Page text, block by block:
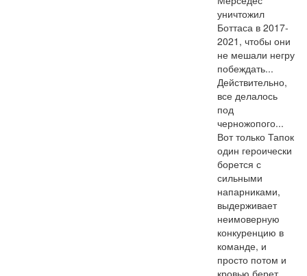
уничтожил
Боттаса в 2017-
2021, чтобы они
не мешали негру
побеждать...
Действительно,
все делалось
под
черножопого...
Вот только Тапок
один героически
борется с
сильными
напарниками,
выдерживает
неимоверную
конкуренцию в
команде, и
просто потом и
кровью берет